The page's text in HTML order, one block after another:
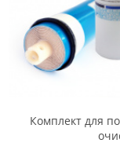
Комплект для